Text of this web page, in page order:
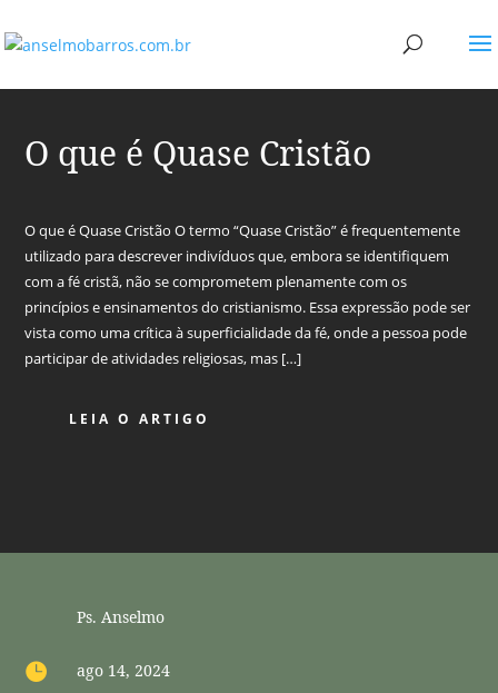
O que é Quase Cristão
O que é Quase Cristão O termo “Quase Cristão” é frequentemente
utilizado para descrever indivíduos que, embora se identifiquem
com a fé cristã, não se comprometem plenamente com os
princípios e ensinamentos do cristianismo. Essa expressão pode ser
vista como uma crítica à superficialidade da fé, onde a pessoa pode
participar de atividades religiosas, mas […]
LEIA O ARTIGO
Ps. Anselmo
 ago 14, 2024